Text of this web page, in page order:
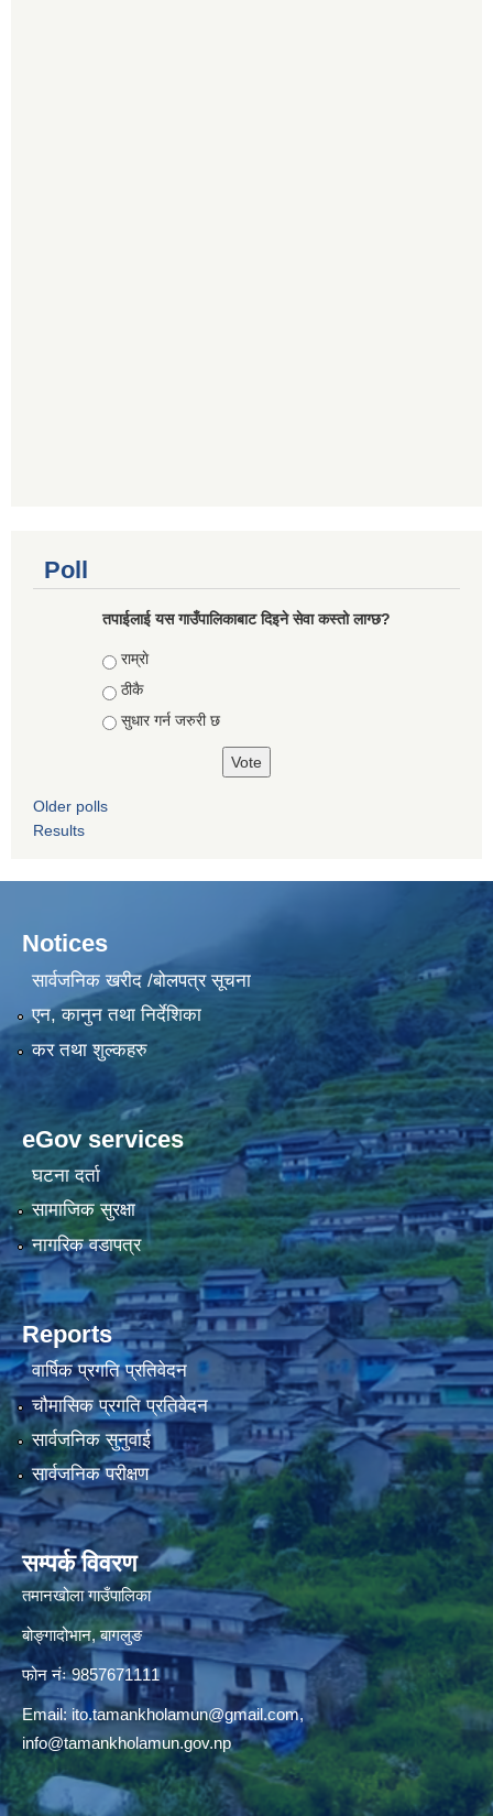
Poll
तपाईलाई यस गाउँपालिकाबाट दिइने सेवा कस्तो लाग्छ?
Choices
राम्राे
ठीकै
सुधार गर्न जरुरी छ
Older polls
Results
Notices
सार्वजनिक खरीद /बोलपत्र सूचना
एन, कानुन तथा निर्देशिका
कर तथा शुल्कहरु
eGov services
घटना दर्ता
सामाजिक सुरक्षा
नागरिक वडापत्र
Reports
वार्षिक प्रगति प्रतिवेदन
चौमासिक प्रगति प्रतिवेदन
सार्वजनिक सुनुवाई
सार्वजनिक परीक्षण
सम्पर्क विवरण
तमानखोला गाउँपालिका
बोङ्गादोभान, बागलुङ
फोन नंः 9857671111
Email: ito.tamankholamun@gmail.com,
info@tamankholamun.gov.np